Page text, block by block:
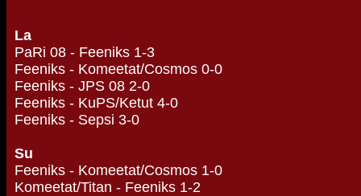
La
PaRi 08 - Feeniks 1-3
Feeniks - Komeetat/Cosmos 0-0
Feeniks - JPS 08 2-0
Feeniks - KuPS/Ketut 4-0
Feeniks - Sepsi 3-0
Su
Feeniks - Komeetat/Cosmos 1-0
Komeetat/Titan - Feeniks 1-2